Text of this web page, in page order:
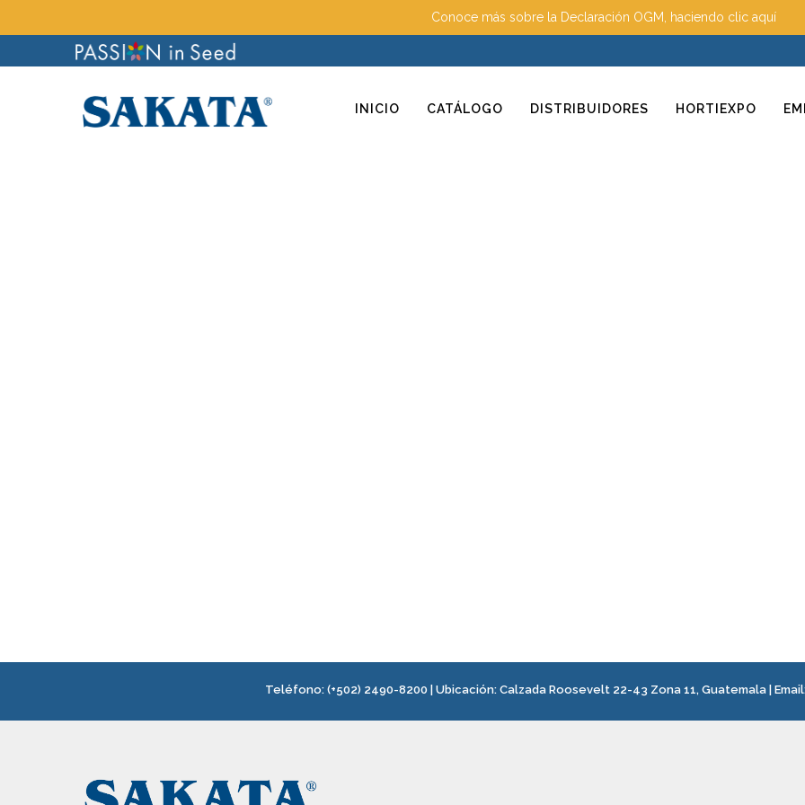
Conoce más sobre la Declaración OGM, haciendo clic aquí
INICIO CATÁLOGO DISTRIBUIDORES HORTIEXPO
Teléfono: (+502) 2490-8200 | Ubicación: Calzada Roosevelt 22-43 Zona 11, Guatemala|